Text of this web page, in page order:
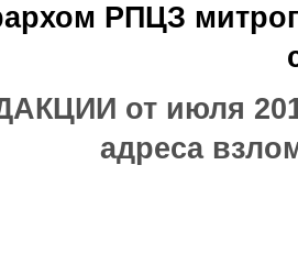
РПЦЗ
от июля
адреса